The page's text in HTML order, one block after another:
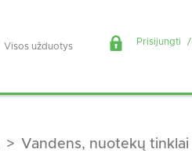
Visos užduotys Prisijungti /
Vandens, nuotekų tinklai